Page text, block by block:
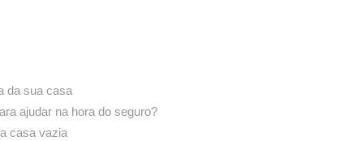
da sua casa
ajudar na hora do seguro?
casa vazia